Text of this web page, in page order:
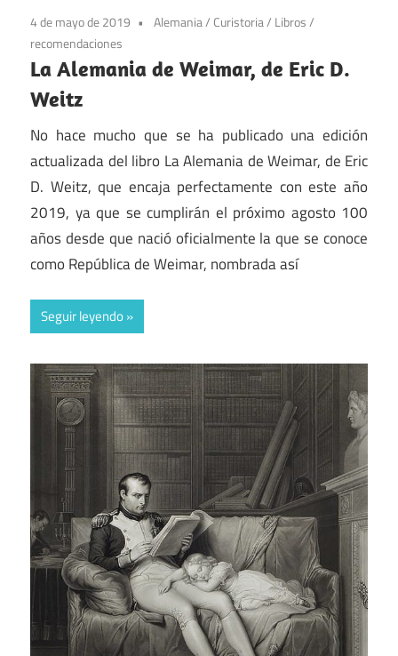
4 de mayo de 2019 Alemania/ Curistoria/ Libros/
recomendaciones
La Alemania de Weimar, de Eric D.
Weitz
No hace mucho que se ha publicado una edición
actualizada del libro La Alemania de Weimar, de Eric
D. Weitz, que encaja perfectamente con este año
2019, ya que se cumplirán el próximo agosto 100
años desde que nació oficialmente la que se conoce
como República de Weimar, nombrada así
Seguir leyendo